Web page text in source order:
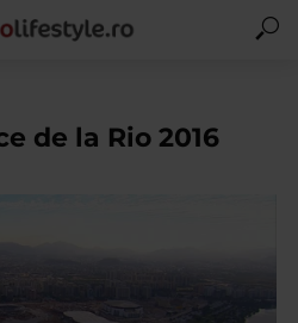
de la Rio 2016